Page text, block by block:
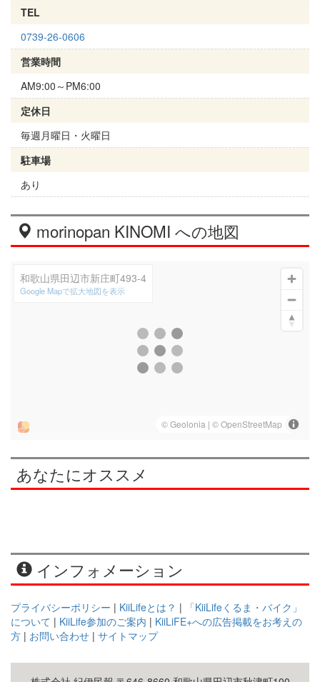
TEL
0739-26-0606
営業時間
AM9:00～PM6:00
定休日
毎週月曜日・火曜日
駐車場
あり
morinopan KINOMI への地図
和歌山県田辺市新庄町493-4
Google Mapで拡大地図を表示
あなたにオススメ
インフォメーション
プライバシーポリシー | KiiLifeとは？ |
「KiiLifeくるま・バイク」
について | KiiLife参加のご案内 | KiiLiFE+への広告掲載をお考えの
方 | お問い合わせ | サイトマップ